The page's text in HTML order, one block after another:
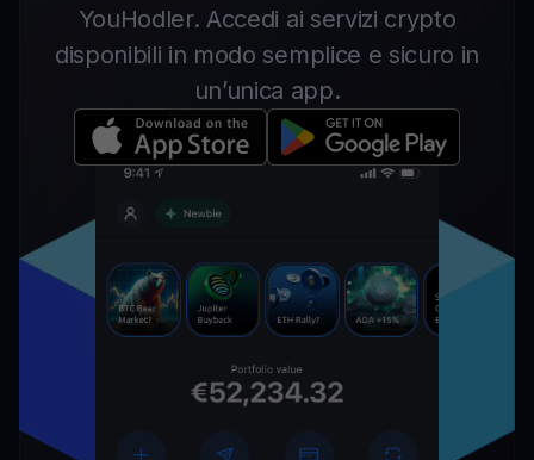
YouHodler. Accedi ai servizi crypto
disponibili in modo semplice e sicuro in
un’unica app.